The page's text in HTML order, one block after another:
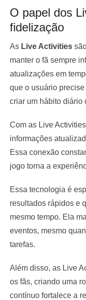
O papel dos
fidelização
As Live Activities
manter o fã sempre
atualizações em
que o usuário
criar um hábito diário
Com as Live
informações
Essa conexão
jogo torna a
Essa tecnologia é
resultados rápidos e
mesmo tempo. Ela
eventos, mesmo
tarefas.
Além disso, as Live
os fãs, criando uma
contínuo fortalece a